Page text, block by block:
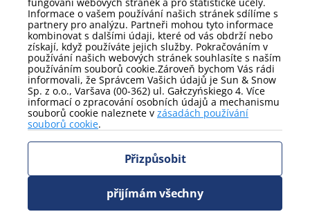
Rezervujte nyní
Międzyzdrojské náměstí –
apartmány na Gryfa Pomorskiego
v Międzyzdrojích
Objekt se nachází přímo v centru města, což umožňuje
Informace o vašem používání našich stránek sdílíme s
partnery pro analýzu. Partneři mohou tyto informace
kombinovat s dalšími údaji, které od vás obdrží nebo
získají, když používáte jejich služby. Pokračováním v
používání našich webových stránek souhlasíte s naším
používáním souborů cookie.Zároveň bychom Vás rádi
informovali, že Správcem Vašich údajů je Sun & Snow
Sp. z o.o., Varšava (00-362) ul. Gałczyńskiego 4. Více
informací o zpracování osobních údajů a mechanismu
souborů cookie naleznete v zásadách používání
souborů cookie.
Přizpůsobit
přijímám všechny